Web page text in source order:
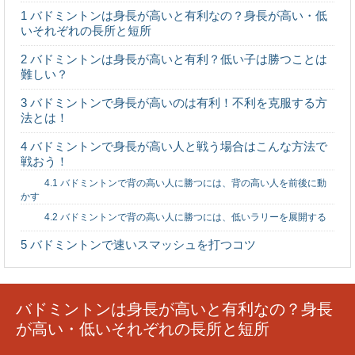
もとは？速く走る方法
小学校の運動会でリレー代表に選ばれるのはどんな子ども
なのでしょうか？また、速く走るにはどんな練習をし...
後輩にイライラッ！部活で生意気な後輩への
接し方について
する『生意気な後輩』 このタイプは自分以...
部活を休む事で感じる罪悪感の対処法！部活
を休みたくなる理由
部活を休むことに罪悪感を感じ、休まなければ良かったと
体育のサッカーは初心者には難しい！コツや
ポイントを紹介
体育のサッカーではどんな動きをしたらいいのでしょう
か？何をしたらいいのか、どこにいたらいいのかわから...
1 バドミントンは身長が高いと有利なの？身長が高い・低
いそれぞれの長所と短所
2 バドミントンは身長が高いと有利？低い子は勝つことは
難しい？
3 バドミントンで身長が高いのは有利！不利を克服する方
法とは！
4 バドミントンで身長が高い人と戦う場合はこんな方法で
戦おう！
4.1 バドミントンで背の高い人に勝つには、背の高い人を前後に動
かす
4.2 バドミントンで背の高い人に勝つには、低いラリーを展開する
5 バドミントンで速いスマッシュを打つコツ
バドミントンは身長が高いと有利なの？身長
が高い・低いそれぞれの長所と短所